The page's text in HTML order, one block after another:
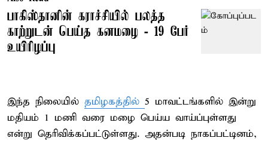
பாகிஸ்தானின் கராச்சியில் பலத்த
காற்றுடன் பெய்த கனமழை - 19 பேர்
உயிரிழப்பு
இந்த நிலையில் தமிழகத்தில் 5 மாவட்டங்களில் இன்று
மதியம் 1 மணி வரை மழை பெய்ய வாய்ப்புள்ளது
என்று தெரிவிக்கப்பட்டுள்ளது. அதன்படி நாகப்பட்டினம்,